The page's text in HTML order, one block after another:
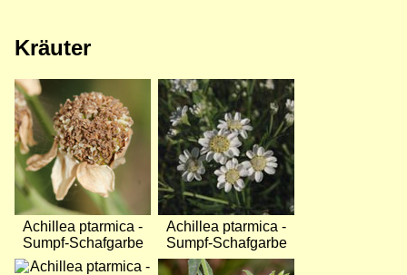
Kräuter
Bild
Achillea ptarmica -
Sumpf-Schafgarbe
Bild
Achillea ptarmica -
Sumpf-Schafgarbe
Bild
Bild